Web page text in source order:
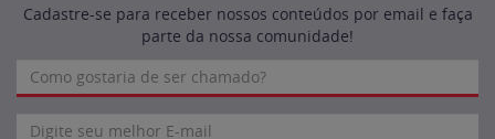
Cadastre-se para receber nossos conteúdos por email e faça
parte da nossa comunidade!